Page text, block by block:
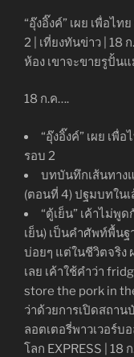
“อุ๊งอิ๊งค์” เผย เพื่อไท
2 | เที่ยงทันข่าว | 18
ห้อง เขาจะขายรูปั้น
18 ก.ค….
“อุ๊งอิ๊งค์” เผย เพื่
รอบ 2
บทบันทึกเส้นทาง
(ตอนที่ 4) ปฐมบทใน
“ตู้เย็น” เค้าไม่พู
เย็น) เป็นคำศัพท์พื้น
บ่อยๆ แต่ในชีวิตจริง
เลย เค้าใช้คำว่า
store the pork in
ว่าด้วยการเปิดสถาน
ลอตเตอรี่พาวเวอร์บ
โลก EXPRESS | 18